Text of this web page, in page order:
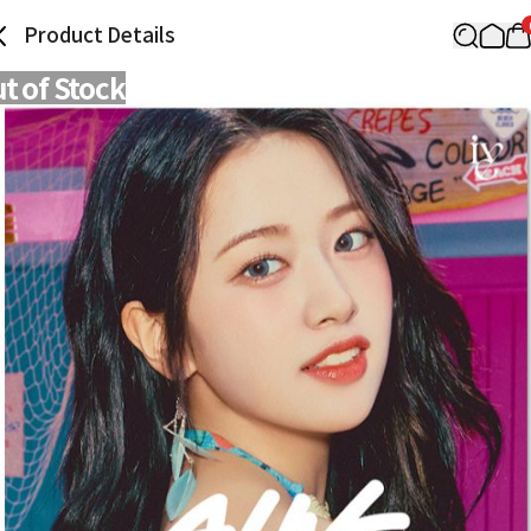
Product Details
of Stock